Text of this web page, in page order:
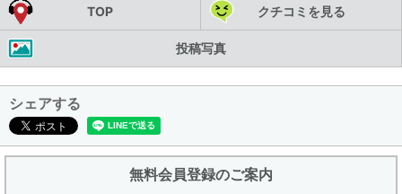
TOP クチコミを見る
投稿写真
シェアする
無料会員登録のご案内